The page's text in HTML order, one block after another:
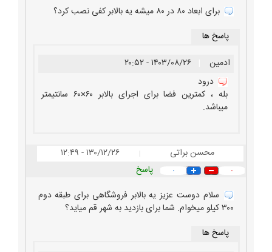
برای ابعاد ۸۰ در ۸۰ میشه یه بالابر کفی نصب کرد؟
پاسخ ها
ادمین
۱۴۰۳/۰۸/۲۶ - ۲۰:۵۲
درود
بله ، کمترین فضا برای اجرای بالابر ۶۰×۶۰ سانتیمتر
میباشد.
محسن براتی ۱۳۰/۱۲/۲۶ - ۱۲:۴۹
۰ ۰
پاسخ
سلام دوست عزیز یه بالابر فروشگاهی برای طبقه دوم
۳۰۰ کیلو میخوام. شما برای بازدید به شهر قم میاید؟
پاسخ ها